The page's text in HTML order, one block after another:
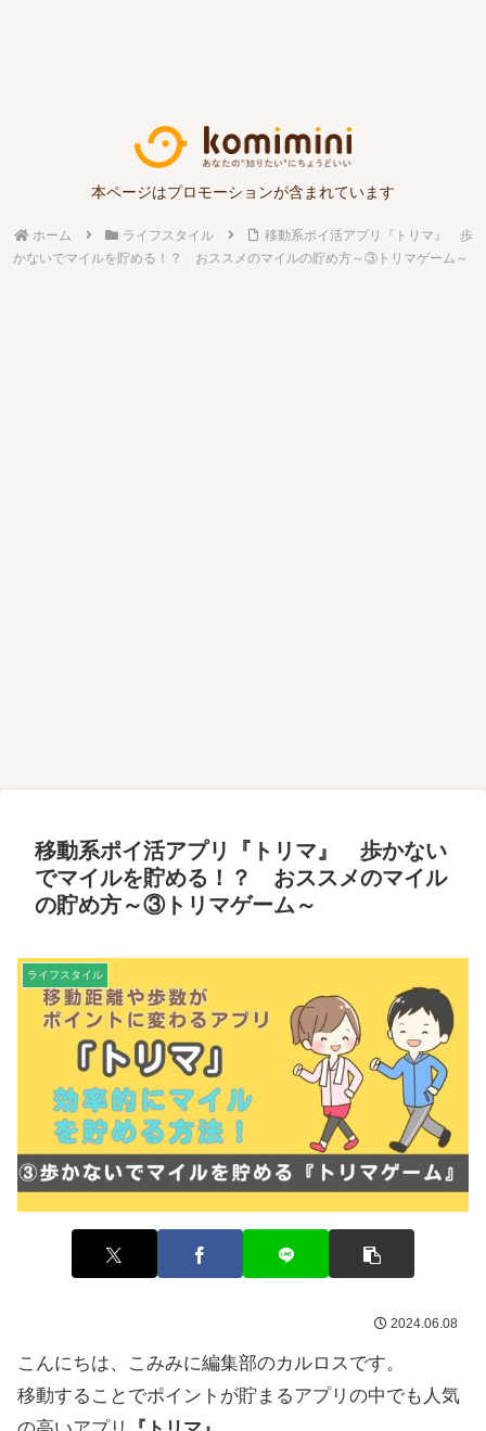
本ページはプロモーションが含まれています
ホーム ライフスタイル
移動系ポイ活アプリ『トリマ』 歩
かないでマイルを貯める！？ おススメのマイルの貯め方～③トリマゲーム～
移動系ポイ活アプリ『トリマ』 歩かない
でマイルを貯める！？ おススメのマイル
の貯め方～③トリマゲーム～
ライフスタイル
2024.06.08
こんにちは、こみみに編集部のカルロスです。
移動することでポイントが貯まるアプリの中でも人気